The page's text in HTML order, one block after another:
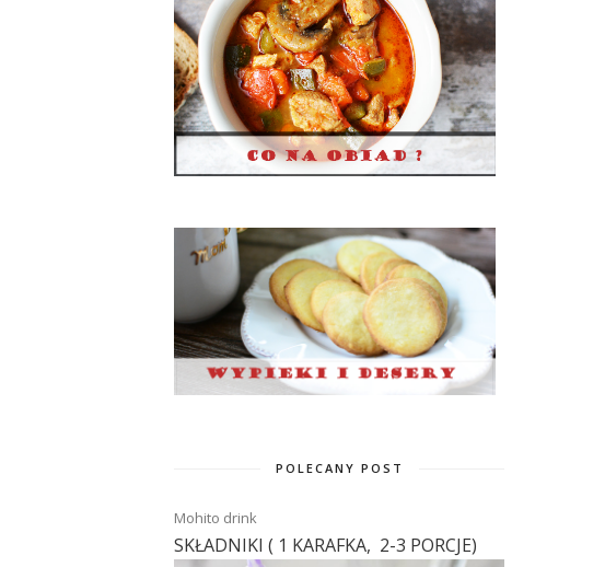
POLECANY POST
Mohito drink
SKŁADNIKI ( 1 KARAFKA, 2-3 PORCJE)